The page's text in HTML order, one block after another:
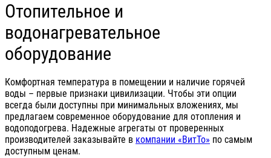
Отопительное и
водонагревательное
оборудование
Комфортная температура в помещении и наличие горячей
воды – первые признаки цивилизации. Чтобы эти опции
всегда были доступны при минимальных вложениях, мы
предлагаем современное оборудование для отопления и
водоподогрева. Надежные агрегаты от проверенных
производителей заказывайте в компании «ВитТо» по самым
доступным ценам.